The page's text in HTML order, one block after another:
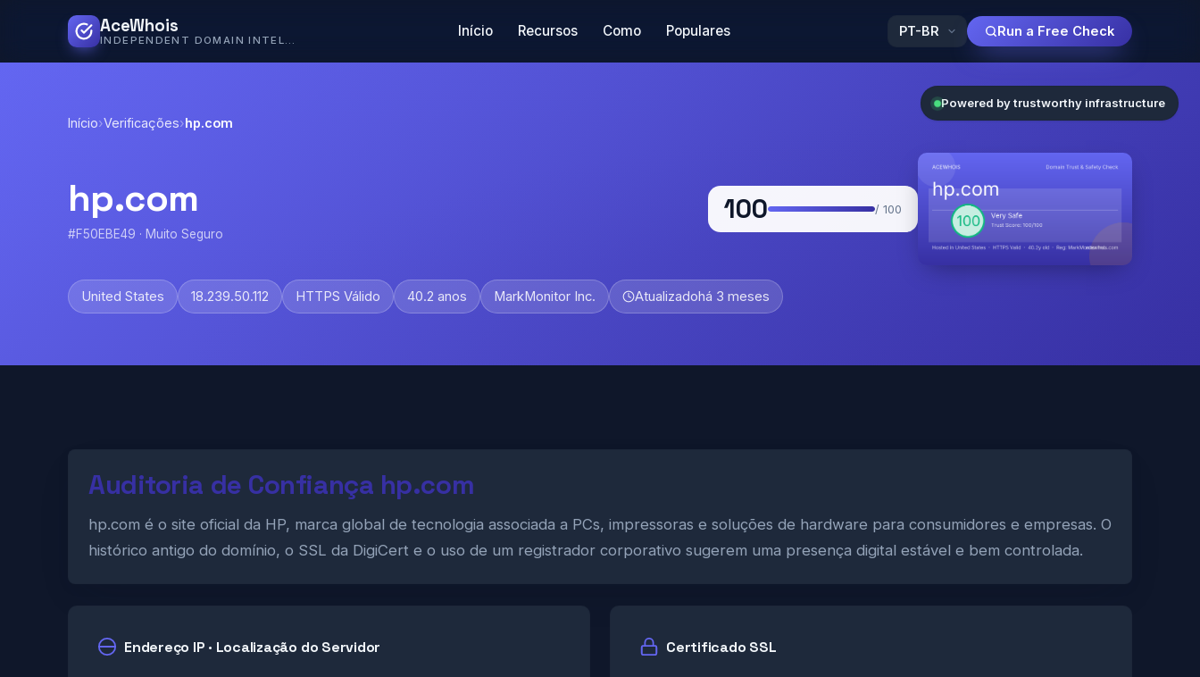
AceWhois Início Recursos Como Populares Run a Free Check
Início›Verificações›hp.com
hp.com
#F50EBE49 · Muito Seguro
100 / 100
United States 18.239.50.112 HTTPS Válido 40.2 anos MarkMonitor Inc. Atualizadohá 3 meses
Auditoria de Confiança hp.com
hp.com é o site oficial da HP, marca global de tecnologia associada a PCs, impressoras e soluções de hardware para consumidores e empresas. O
histórico antigo do domínio, o SSL da DigiCert e o uso de um registrador corporativo sugerem uma presença digital estável e bem controlada.
Endereço IP · Localização do Servidor Certificado SSL
Powered by trustworthy infrastructure